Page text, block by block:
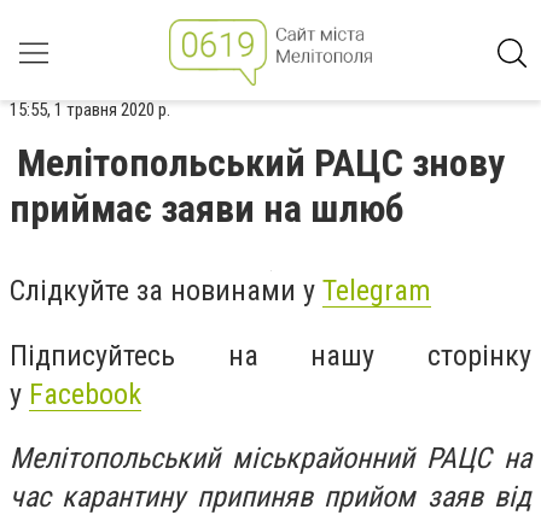
15:55, 1 травня 2020 р.
Мелітопольський РАЦС знову
приймає заяви на шлюб
Слідкуйте за новинами у Telegram
Підписуйтесь на нашу сторінку
у Facebook
Мелітопольський міськрайонний РАЦС на
час карантину припиняв прийом заяв від